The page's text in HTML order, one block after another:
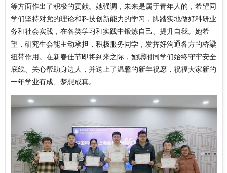
等方面作出了积极的贡献。她强调，未来是属于青年人的，希望同
学们坚持对党的理论和科技创新能力的学习，脚踏实地做好科研业
务和社会实践，在各类学习和实践中锻炼自己、提升自我。她希
望，研究生会能主动承担，积极服务同学，发挥好沟通各方的桥梁
纽带作用。在新春佳节即将到来之际，她嘱咐同学们始终守牢安全
底线、关心帮助身边人，并送上了温馨的新年祝愿，祝福大家新的
一年学业有成、梦想成真。